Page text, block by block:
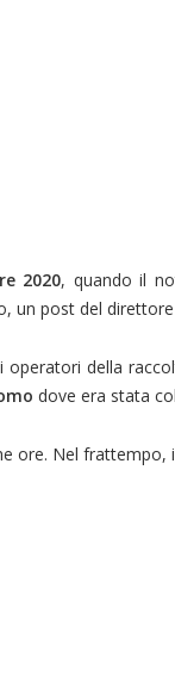
2020, quando il
un post del
della
dove era stata
ore. Nel frattempo,